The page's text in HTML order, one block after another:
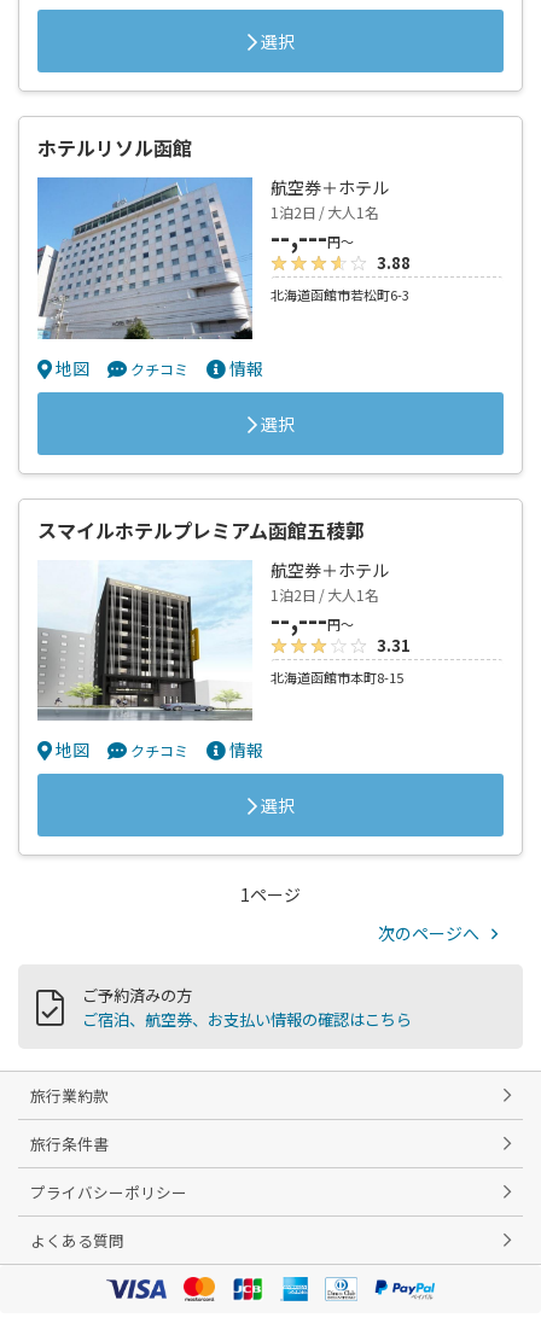
選択
ホテルリソル函館
航空券＋ホテル
1泊2日 / 大人1名
--,---円～
3.88
北海道函館市若松町6-3
地図 クチコミ 情報
選択
スマイルホテルプレミアム函館五稜郭
航空券＋ホテル
1泊2日 / 大人1名
--,---円～
3.31
北海道函館市本町8-15
地図 クチコミ 情報
選択
1ページ
次のページへ
ご予約済みの方
ご宿泊、航空券、お支払い情報の確認はこちら
旅行業約款
旅行条件書
プライバシーポリシー
よくある質問